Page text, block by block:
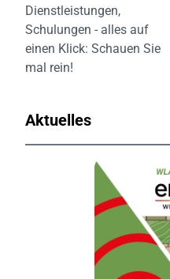
Dienstleistungen,
Schulungen - alles auf
einen Klick: Schauen Sie
mal rein!
Aktuelles